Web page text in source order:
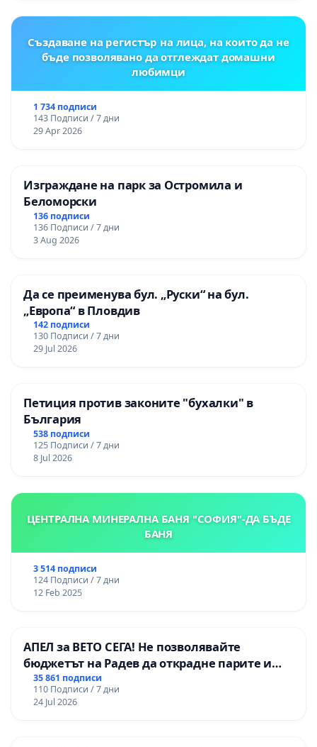
Създаване на регистър на лица, на които да не
бъде позволявано да отглеждат домашни
любимци
1 734 подписи
143 Подписи / 7 дни
29 Apr 2026
Изграждане на парк за Остромила и
Беломорски
136 подписи
136 Подписи / 7 дни
3 Aug 2026
Да се преименува бул. „Руски“ на бул.
„Европа“ в Пловдив
142 подписи
130 Подписи / 7 дни
29 Jul 2026
Петиция против законите "бухалки" в
България
538 подписи
125 Подписи / 7 дни
8 Jul 2026
ЦЕНТРАЛНА МИНЕРАЛНА БАНЯ "СОФИЯ"-ДА БЪДЕ
БАНЯ
3 514 подписи
124 Подписи / 7 дни
12 Feb 2025
АПЕЛ за ВЕТО СЕГА! Не позволявайте
бюджетът на Радев да открадне парите и
правата ни в тъмното
35 861 подписи
110 Подписи / 7 дни
24 Jul 2026